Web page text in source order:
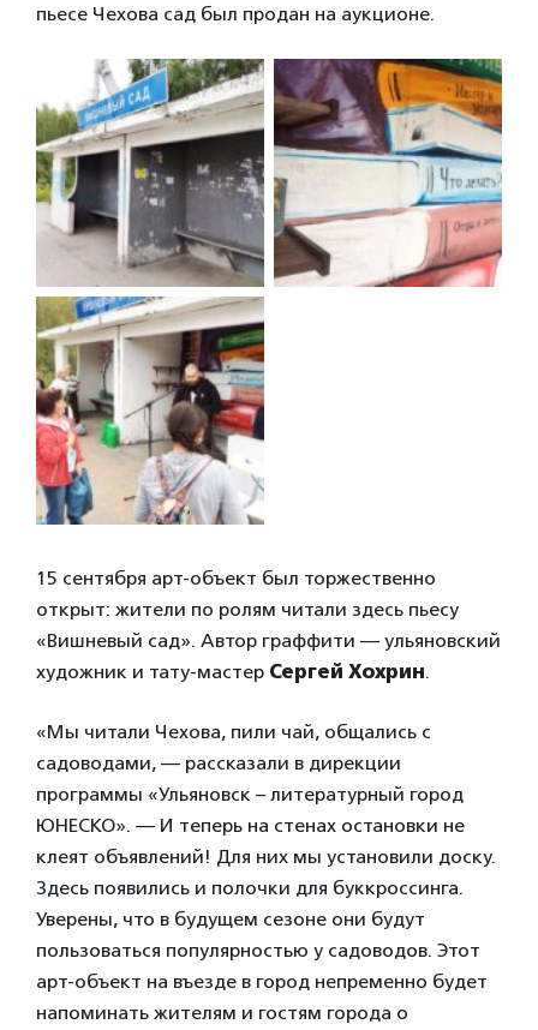
пьесе Чехова сад был продан на аукционе.
15 сентября арт-объект был торжественно
открыт: жители по ролям читали здесь пьесу
«Вишневый сад». Автор граффити — ульяновский
художник и тату-мастер Сергей Хохрин.
«Мы читали Чехова, пили чай, общались с
садоводами, — рассказали в дирекции
программы «Ульяновск – литературный город
ЮНЕСКО». — И теперь на стенах остановки не
клеят объявлений! Для них мы установили доску.
Здесь появились и полочки для буккроссинга.
Уверены, что в будущем сезоне они будут
пользоваться популярностью у садоводов. Этот
арт-объект на въезде в город непременно будет
напоминать жителям и гостям города о